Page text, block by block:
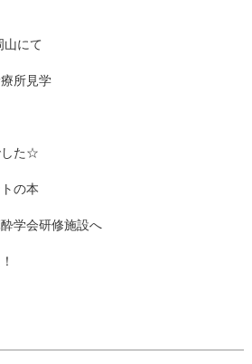
山にて
所見学
した☆
の本
学会研修施設へ